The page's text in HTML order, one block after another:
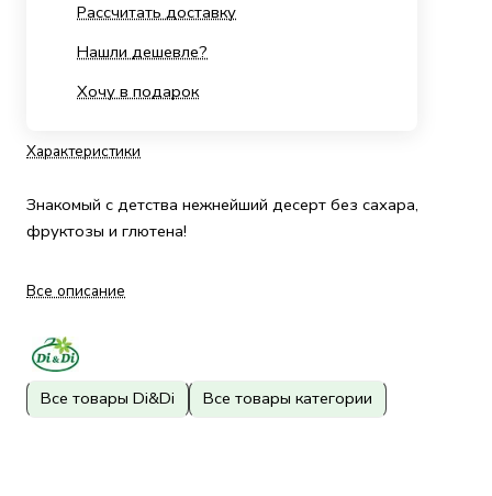
Характеристики
Знакомый с детства нежнейший десерт без сахара,
фруктозы и глютена!
Все описание
Все товары Di&Di Все товары категории
Рассчитать доставку
Нашли дешевле?
Хочу в подарок